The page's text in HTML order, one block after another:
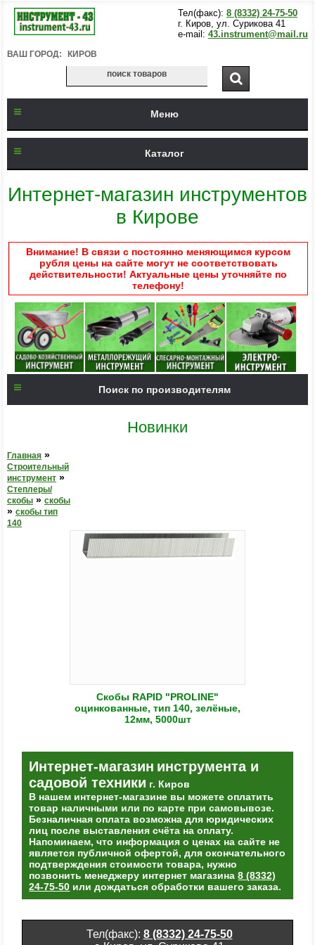
Тел(факс): 8 (8332) 24-75-50
г. Киров, ул. Сурикова 41
e-mail: 43.instrument@mail.ru
ВАШ ГОРОД: КИРОВ
Меню
Каталог
Интернет-магазин инструментов
в Кирове
Внимание! В связи с постоянно меняющимся курсом
рубля цены на сайте могут не соответствовать
действительности! Актуальные цены уточняйте по
телефону!
Поиск по производителям
Новинки
Главная »
Строительный
инструмент »
Степлеры/
скобы » скобы
» скобы тип
140
Скобы RAPID "PROLINE"
оцинкованные, тип 140, зелёные,
12мм, 5000шт
Интернет-магазин инструмента и
садовой техники г. Киров
В нашем интернет-магазине вы можете оплатить
товар наличными или по карте при самовывозе.
Безналичная оплата возможна для юридических
лиц после выставления счёта на оплату.
Напоминаем, что информация о ценах на сайте не
является публичной офертой, для окончательного
подтверждения стоимости товара, нужно
позвонить менеджеру интернет магазина8 (8332)
24-75-50 или дождаться обработки вашего заказа.
Тел(факс): 8 (8332) 24-75-50